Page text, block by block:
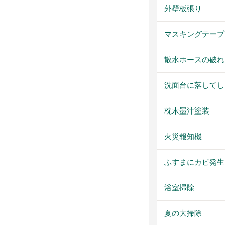
外壁板張り
マスキングテープ
散水ホースの破れ
洗面台に落して
枕木墨汁塗装
火災報知機
ふすまにカビ発生
浴室掃除
夏の大掃除